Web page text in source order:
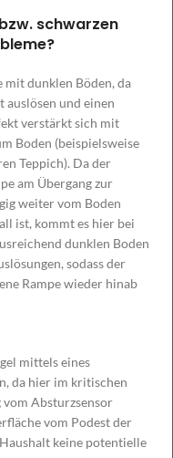
schwarzen
mit dunklen Böden, da
und einen
verstärkt sich mit
Boden (beispielsweise
Teppich). Da der
am Übergang zur
weiter vom Boden
ist, kommt es hier bei
dunklen Boden
sodass der
Rampe wieder hinab
mittels eines
da hier im kritischen
Absturzsensor
vom Podest der
keine potentielle